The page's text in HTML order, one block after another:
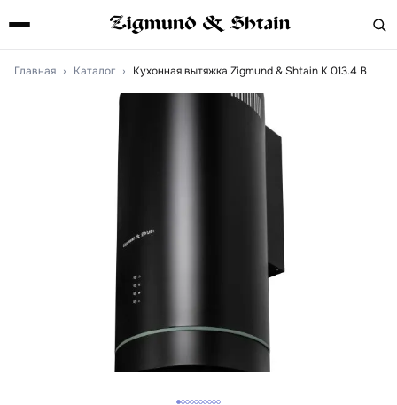
Главная › Каталог › Кухонная вытяжка Zigmund & Shtain K 013.4 B